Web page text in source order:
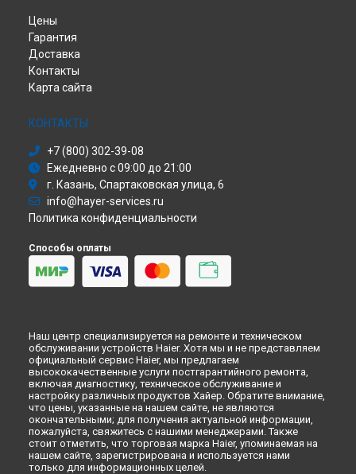
Цены
Гарантия
Доставка
Контакты
Карта сайта
КОНТАКТЫ
+7 (800) 302-39-08
Ежедневно с 09:00 до 21:00
г. Казань, Спартаковская улица, 6
info@hayer-services.ru
Политика конфиденциальности
Способы оплаты
Наш центр специализируется на ремонте и техническом
обслуживании устройств Haier. Хотя мы и не представляем
официальный сервис Haier, мы предлагаем
высококачественные услуги постгарантийного ремонта,
включая диагностику, техническое обслуживание и
настройку различных продуктов Хайер. Обратите внимание,
что цены, указанные на нашем сайте, не являются
окончательными; для получения актуальной информации,
пожалуйста, свяжитесь с нашими менеджерами. Также
стоит отметить, что торговая марка Haier, упоминаемая на
нашем сайте, зарегистрирована и используется нами
только для информационных целей.